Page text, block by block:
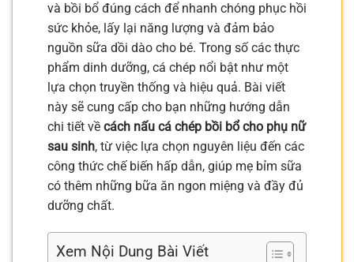
và bồi bổ đúng cách để nhanh chóng phục hồi
sức khỏe, lấy lại năng lượng và đảm bảo
nguồn sữa dồi dào cho bé. Trong số các thực
phẩm dinh dưỡng, cá chép nổi bật như một
lựa chọn truyền thống và hiệu quả. Bài viết
này sẽ cung cấp cho bạn những hướng dẫn
chi tiết về cách nấu cá chép bồi bổ cho phụ nữ
sau sinh, từ việc lựa chọn nguyên liệu đến các
công thức chế biến hấp dẫn, giúp mẹ bỉm sữa
có thêm những bữa ăn ngon miệng và đầy đủ
dưỡng chất.
Xem Nội Dung Bài Viết